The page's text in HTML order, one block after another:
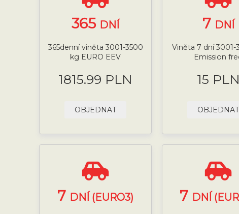
365 DNÍ
365denní viněta 3001-3500
kg EURO EEV
1815.99 PLN
OBJEDNAT
7 DNÍ
Viněta 7 dní 3001-
Emission
15 PLN
OBJEDNAT
7 DNÍ (EURO3) 7 DNÍ